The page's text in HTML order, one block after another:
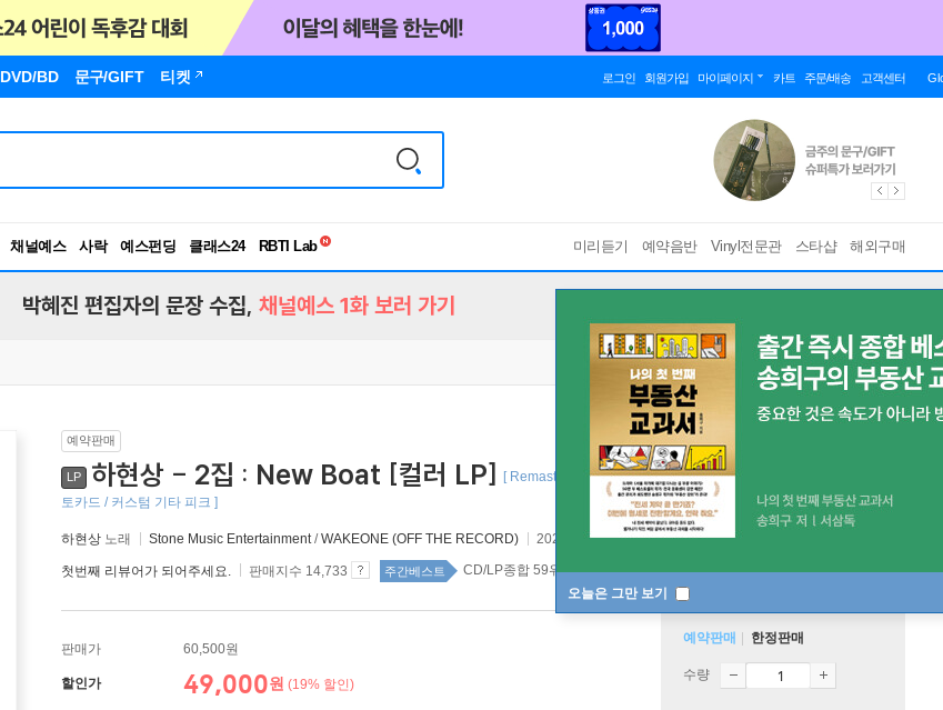
DVD/BD 문구/GIFT 티켓 로그인 회원가입 마이페이지 카트 주문/배송 고객센터
채널예스 사락 예스펀딩 클래스24
독서유형검사
미리듣기 예약음반 Vinyl전문관 스타샵 해외구매
오늘은 그만 보기
박혜진 편집자의 문장 수집, 채널예스 1화 보러 가기
예약판매
LP 하현상 - 2집 : New Boat [컬러 LP]
[ Remastered / 180g / 게이트폴드 / 북클릿 / 가사지 / 접지포스터 / 포
토카드 / 커스텀 기타 피크 ]
하현상 노래 Stone Music Entertainment/WAKEONE (OFF THE RECORD) 2026년 09월 07일
첫번째 리뷰어가 되어주세요. 판매지수 14,733 주간베스트 CD/LP종합 59위 예약CD/LP 30위
판매가 60,500원
할인가 49,000원 (19% 할인)
예약판매 한정판매
수량